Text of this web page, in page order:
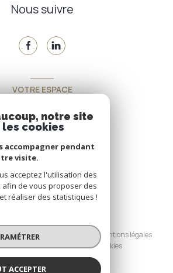
Nous suivre
VOTRE ESPACE
propriétaire
SE CONNECTER
Nos partenaires
Mentions légales
Politique RGPD Cookies
notre site
cookies
accompagner pendant
visite.
acceptez l'utilisation des
afin de vous proposer des
réaliser des statistiques !
ACCEPTER